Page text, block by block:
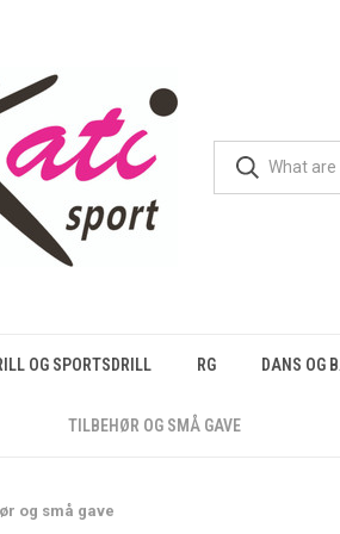
OG SPORTSDRILL RG DANS OG
TILBEHØR OG SMÅ GAVE
og små gave